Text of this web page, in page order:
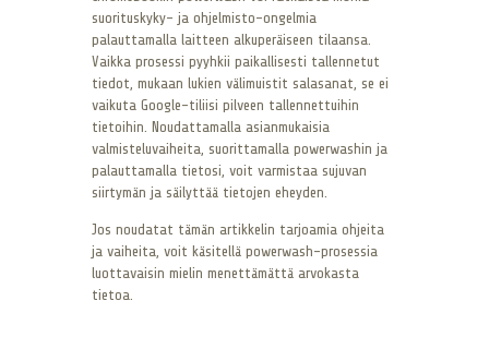
suorituskyky- ja ohjelmisto-ongelmia
palauttamalla laitteen alkuperäiseen tilaansa.
Vaikka prosessi pyyhkii paikallisesti tallennetut
tiedot, mukaan lukien välimuistit salasanat, se ei
vaikuta Google-tiliisi pilveen tallennettuihin
tietoihin. Noudattamalla asianmukaisia
valmisteluvaiheita, suorittamalla powerwashin ja
palauttamalla tietosi, voit varmistaa sujuvan
siirtymän ja säilyttää tietojen eheyden.
Jos noudatat tämän artikkelin tarjoamia ohjeita
ja vaiheita, voit käsitellä powerwash-prosessia
luottavaisin mielin menettämättä arvokasta
tietoa.